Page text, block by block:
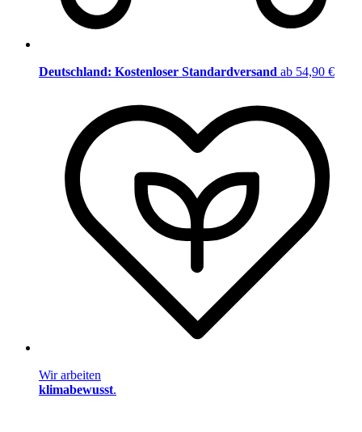
Deutschland: Kostenloser Standardversand ab 54,90 €
Wir arbeiten
klimabewusst.